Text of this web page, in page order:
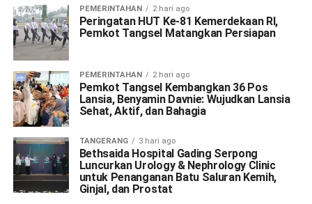
PEMERINTAHAN 2 hari ago
Peringatan HUT Ke-81 Kemerdekaan RI,
Pemkot Tangsel Matangkan Persiapan
PEMERINTAHAN 2 hari ago
Pemkot Tangsel Kembangkan 36 Pos
Lansia, Benyamin Davnie: Wujudkan Lansia
Sehat, Aktif, dan Bahagia
TANGERANG 3 hari ago
Bethsaida Hospital Gading Serpong
Luncurkan Urology & Nephrology Clinic
untuk Penanganan Batu Saluran Kemih,
Ginjal, dan Prostat